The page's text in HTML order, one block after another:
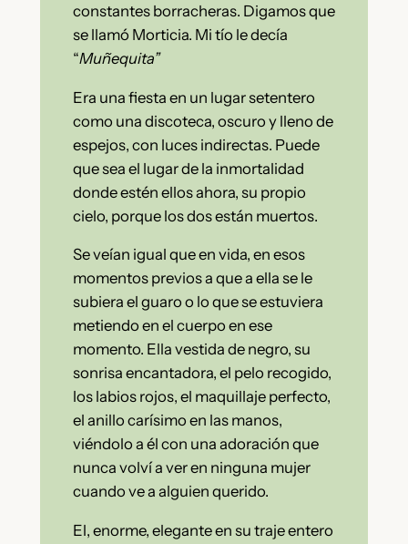
constantes borracheras. Digamos que
se llamó Morticia. Mi tío le decía
“Muñequita”
Era una fiesta en un lugar setentero
como una discoteca, oscuro y lleno de
espejos, con luces indirectas. Puede
que sea el lugar de la inmortalidad
donde estén ellos ahora, su propio
cielo, porque los dos están muertos.
Se veían igual que en vida, en esos
momentos previos a que a ella se le
subiera el guaro o lo que se estuviera
metiendo en el cuerpo en ese
momento. Ella vestida de negro, su
sonrisa encantadora, el pelo recogido,
los labios rojos, el maquillaje perfecto,
el anillo carísimo en las manos,
viéndolo a él con una adoración que
nunca volví a ver en ninguna mujer
cuando ve a alguien querido.
El, enorme, elegante en su traje entero